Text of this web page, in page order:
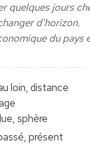
quelques jours
d'horizon.
du pays
loin, distance
sphère
présent